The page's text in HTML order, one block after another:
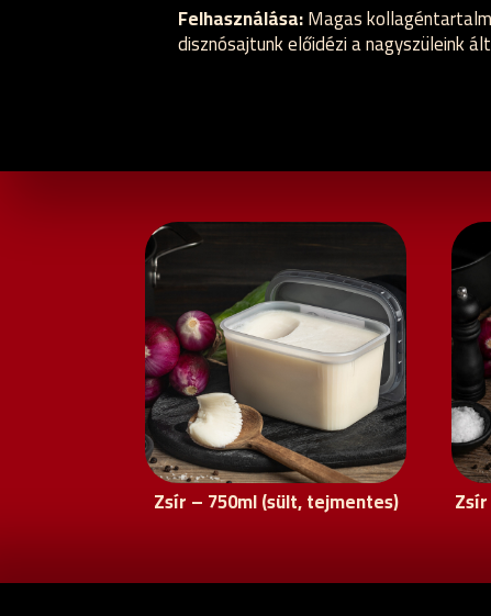
Felhasználása:Magas
disznósajtunk előidézi a nagyszüleink
Zsír – 750ml (sült, tejmentes)